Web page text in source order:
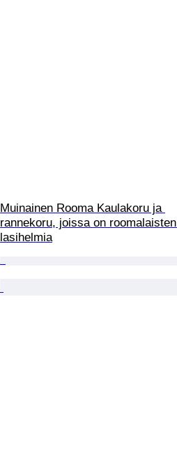
Muinainen Rooma Kaulakoru ja
rannekoru, joissa on roomalaisten
lasihelmia